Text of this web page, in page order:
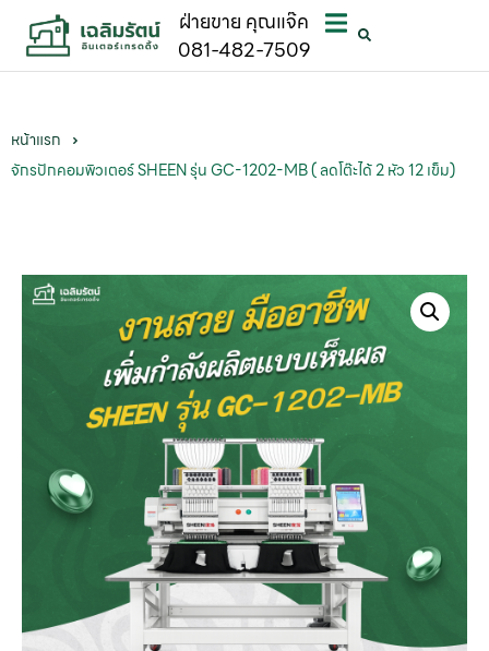
ฝ่ายขาย คุณแจ๊ค
081-482-7509
หน้าแรก
จักรปักคอมพิวเตอร์ SHEEN รุ่น GC-1202-MB ( ลดโต๊ะได้ 2 หัว 12 เข็ม)